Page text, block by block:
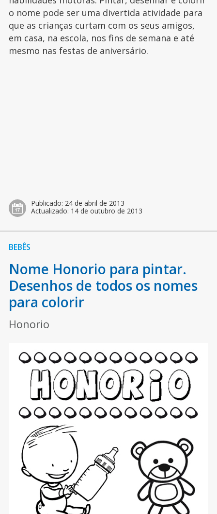
o nome pode ser uma divertida atividade para
que as crianças curtam com os seus amigos,
em casa, na escola, nos fins de semana e até
mesmo nas festas de aniversário.
Publicado: 24 de abril de 2013
Actualizado: 14 de outubro de 2013
BEBÊS
Nome Honorio para pintar.
Desenhos de todos os nomes
para colorir
Honorio